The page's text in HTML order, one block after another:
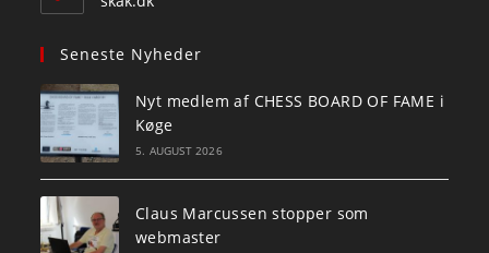
Seneste Nyheder
Nyt medlem af CHESS BOARD OF FAME i
Køge
5. AUGUST 2026
Claus Marcussen stopper som
webmaster